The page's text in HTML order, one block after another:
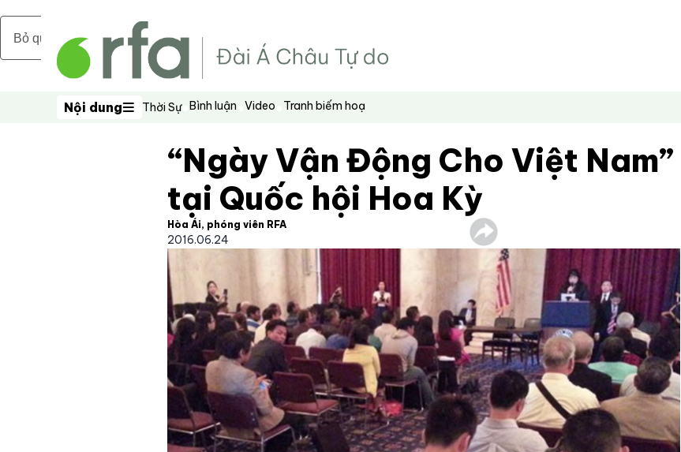
Bỏ qua nội dung chính
Nội dung
Nội dung Thời Sự Bình luận Video Tranh biếm hoạ
“Ngày Vận Động Cho Việt Nam”
tại Quốc hội Hoa Kỳ
Hòa Ái, phóng viên RFA
2016.06.24